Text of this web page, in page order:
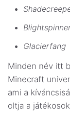
Glacierfang
Minden név itt
Minecraft
ami a
oltja a